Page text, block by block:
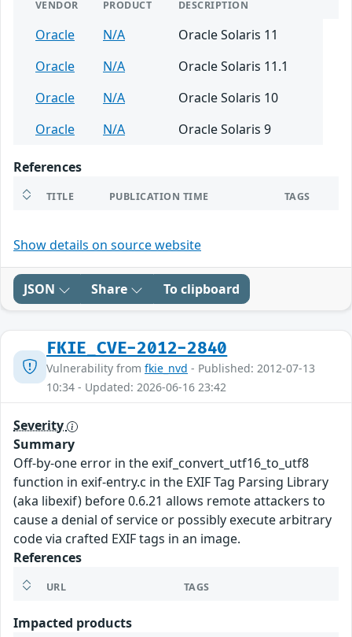
VENDOR PRODUCT DESCRIPTION
Oracle N/A
Oracle Solaris 11
Oracle
N/A
Oracle Solaris 11.1
Oracle
N/A
Oracle Solaris 10
Oracle
N/A Oracle Solaris 9
References
TITLE PUBLICATION TIME TAGS
Show details on source website
JSON Share To clipboard
FKIE_CVE-2012-2840
Vulnerability from fkie_nvd - Published: 2012-07-13
10:34 - Updated: 2026-06-16 23:42
Severity
Summary
Off-by-one error in the exif_convert_utf16_to_utf8
function in exif-entry.c in the EXIF Tag Parsing Library
(aka libexif) before 0.6.21 allows remote attackers to
cause a denial of service or possibly execute arbitrary
code via crafted EXIF tags in an image.
References
URL TAGS
Impacted products